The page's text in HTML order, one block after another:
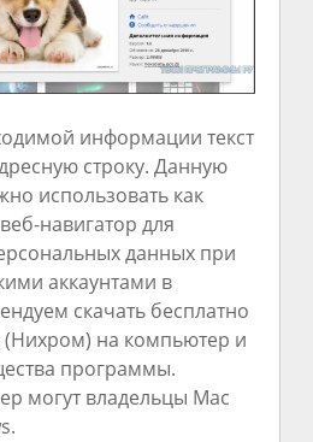
информации текст
строку. Данную
использовать как
навигатор для
данных при
аккаунтами в
скачать бесплатно
на компьютер и
программы.
могут владельцы Mac